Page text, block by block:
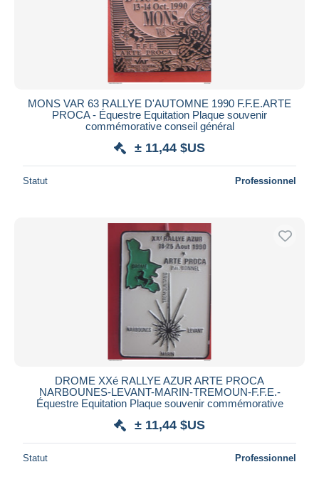
MONS VAR 63 RALLYE D'AUTOMNE 1990 F.F.E.ARTE
PROCA - Équestre Equitation Plaque souvenir
commémorative conseil général
± 11,44 $US
Statut Professionnel
DROME XXé RALLYE AZUR ARTE PROCA
NARBOUNES-LEVANT-MARIN-TREMOUN-F.F.E.-
Équestre Equitation Plaque souvenir commémorative
± 11,44 $US
Statut Professionnel